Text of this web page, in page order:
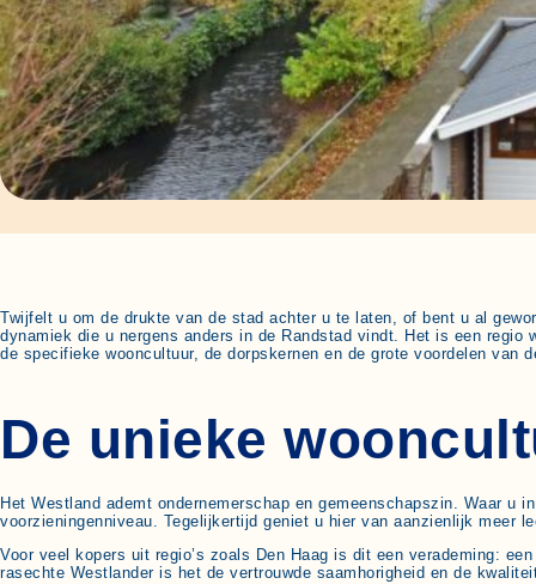
Twijfelt u om de drukte van de stad achter u te laten, of bent u al
dynamiek die u nergens anders in de Randstad vindt. Het is een
de specifieke wooncultuur, de dorpskernen en de grote voordelen van
De unieke
Het Westland ademt ondernemerschap en gemeenschapszin. Waar
voorzieningenniveau. Tegelijkertijd geniet u hier van aanzienlijk meer
Voor veel kopers uit regio’s zoals Den Haag is dit een verademing:
rasechte Westlander is het de vertrouwde saamhorigheid en de